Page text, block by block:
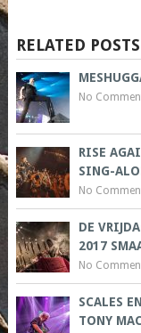
RELATED POSTS
No
RISE
SING-
No
DE
2017
No
SCALES
TONY